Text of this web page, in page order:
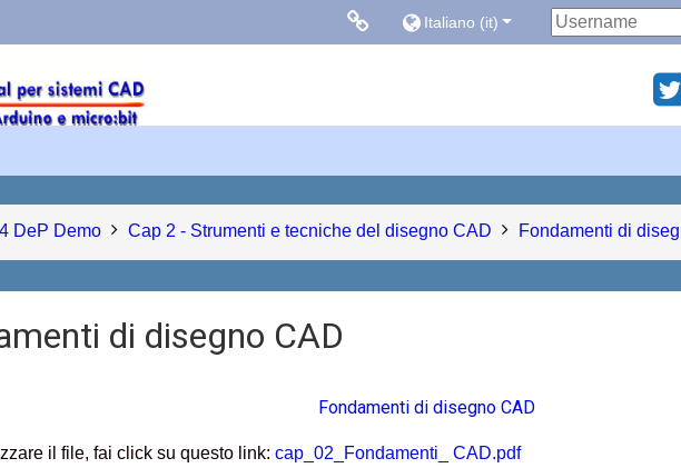
Links collegati
Blog Gasparini
Italiano ‎(it)‎
DeP Demo Cap 2 - Strumenti e tecniche del disegno CAD Fondamenti di
di disegno CAD
Fondamenti di disegno CAD
il file, fai click su questo link: cap_02_Fondamenti_ CAD.pdf